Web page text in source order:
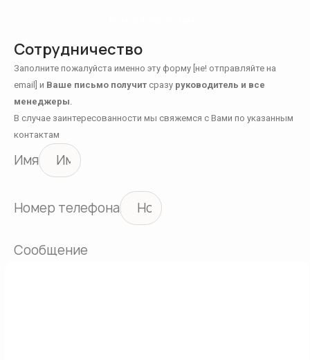
Сотрудничество
Заполните пожалуйста именно эту форму [не! отправляйте на
email] и Ваше письмо получит сразу руководитель и все
менеджеры.
В случае заинтересованности мы свяжемся с Вами по указанным
контактам
Имя
Номер телефона
Сообщение